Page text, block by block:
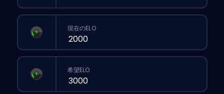
現在のELO
希望ELO